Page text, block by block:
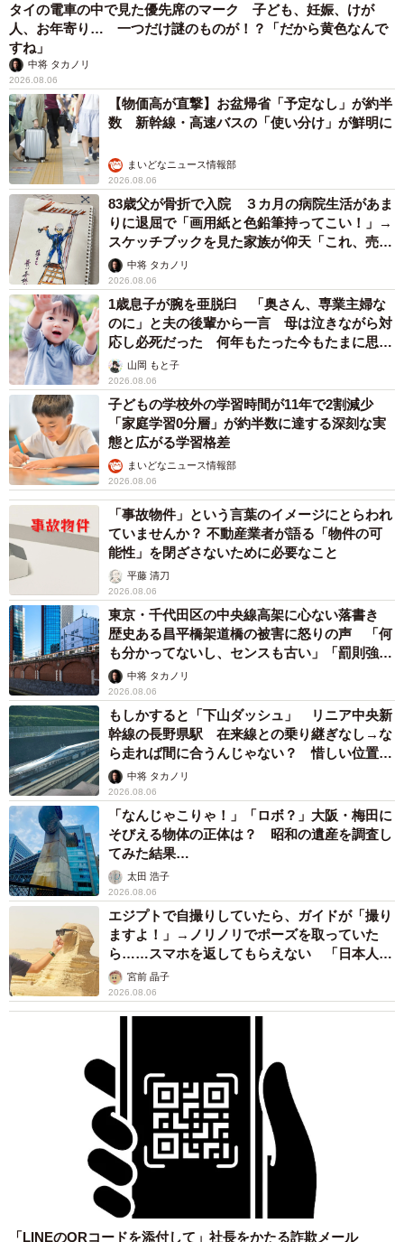
タイの電車の中で見た優先席のマーク 子ども、妊娠、けが
人、お年寄り… 一つだけ謎のものが！？「だから黄色なんで
すね」
中将 タカノリ
2026.08.06
【物価高が直撃】お盆帰省「予定なし」が約半
数 新幹線・高速バスの「使い分け」が鮮明に
まいどなニュース情報部
2026.08.06
83歳父が骨折で入院 ３カ月の病院生活があま
りに退屈で「画用紙と色鉛筆持ってこい！」→
スケッチブックを見た家族が仰天「これ、売れ
ますよ…」
中将 タカノリ
2026.08.06
1歳息子が腕を亜脱臼 「奥さん、専業主婦な
のに」と夫の後輩から一言 母は泣きながら対
応し必死だった 何年もたった今もたまに思い
出し…山岡 もと子
2026.08.06
子どもの学校外の学習時間が11年で2割減少
「家庭学習0分層」が約半数に達する深刻な実
態と広がる学習格差
まいどなニュース情報部
2026.08.06
「事故物件」という言葉のイメージにとらわれ
ていませんか？ 不動産業者が語る「物件の可
能性」を閉ざさないために必要なこと
平藤 清刀
2026.08.06
東京・千代田区の中央線高架に心ない落書き
歴史ある昌平橋架道橋の被害に怒りの声 「何
も分かってないし、センスも古い」「罰則強化
して」中将 タカノリ
2026.08.06
もしかすると「下山ダッシュ」 リニア中央新
幹線の長野県駅 在来線との乗り継ぎなし→な
ら走れば間に合うんじゃない？ 惜しい位置関
係が反響
中将 タカノリ
2026.08.06
「なんじゃこりゃ！」「ロボ？」大阪・梅田に
そびえる物体の正体は？ 昭和の遺産を調査し
てみた結果…
太田 浩子
2026.08.06
エジプトで自撮りしていたら、ガイドが「撮り
ますよ！」→ノリノリでポーズを取っていた
ら……スマホを返してもらえない 「日本人は
カモ代表かも」「私は6時間で3万円払った」
宮前 晶子
2026.08.06
「LINEのQRコードを添付して」社長をかたる詐欺メール